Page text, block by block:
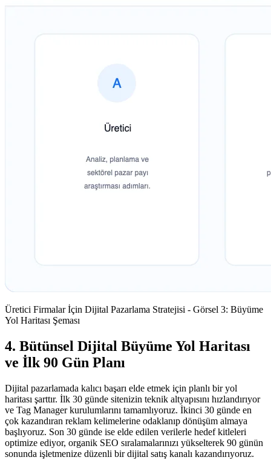
Üretici Firmalar İçin Dijital Pazarlama Stratejisi - Görsel 3: Büyüme
Yol Haritası Şeması
4. Bütünsel Dijital Büyüme Yol Haritası
ve İlk 90 Gün Planı
Dijital pazarlamada kalıcı başarı elde etmek için planlı bir yol
haritası şarttır. İlk 30 günde sitenizin teknik altyapısını hızlandırıyor
ve Tag Manager kurulumlarını tamamlıyoruz. İkinci 30 günde en
çok kazandıran reklam kelimelerine odaklanıp dönüşüm almaya
başlıyoruz. Son 30 günde ise elde edilen verilerle hedef kitleleri
optimize ediyor, organik SEO sıralamalarınızı yükselterek 90 günün
sonunda işletmenize düzenli bir dijital satış kanalı kazandırıyoruz.